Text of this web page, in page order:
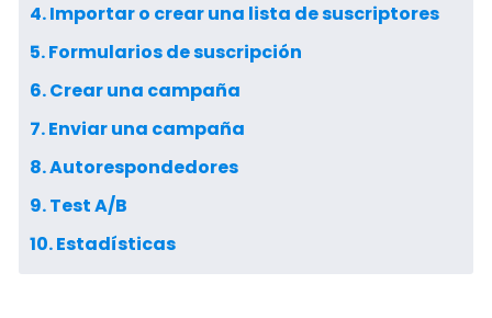
4. Importar o crear una lista de suscriptores
5. Formularios de suscripción
6. Crear una campaña
7. Enviar una campaña
8. Autorespondedores
9. Test A/B
10. Estadísticas